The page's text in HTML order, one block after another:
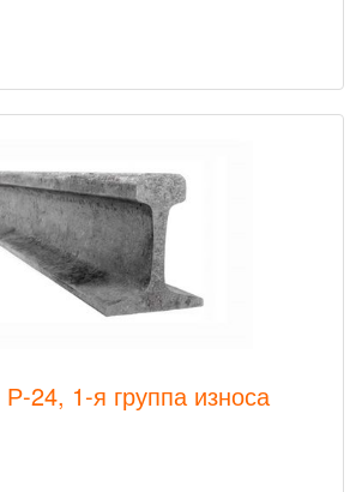
24, 1-я группа износа